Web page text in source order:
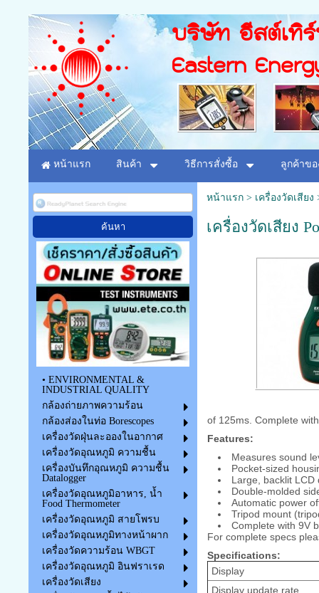
บริษัท อีสต์เทิ
Eastern
หน้าแรก สินค้า วิธีการสั่งซื้อ ลูกค้าขอ
• ENVIRONMENTAL &
INDUSTRIAL QUALITY
กล้องถ่ายภาพความร้อน
กล้องส่องในท่อ Borescopes
เครื่องวัดฝุ่นละอองในอากาศ
เครื่องวัดอุณหภูมิ ความชื้น
เครื่องบันทึกอุณหภูมิ ความชื้น
Datalogger
เครื่องวัดอุณหภูมิอาหาร, น้ำ
Food Thermometer
เครื่องวัดอุณหภูมิ สายโพรบ
เครื่องวัดอุณหภูมิทางหน้าผาก
เครื่องวัดความร้อน WBGT
เครื่องวัดอุณหภูมิ อินฟราเรด
เครื่องวัดเสียง
หน้าแรก> เครื่องวัดเสียง
เครื่องวัดเสียง
of 125ms. Complete
Features:
Measures sound
Pocket-sized
Large, backlit LCD
Double-molded
Automatic power
Tripod mount
Complete with 9V
For complete specs
Specifications:
Display
Display update rate